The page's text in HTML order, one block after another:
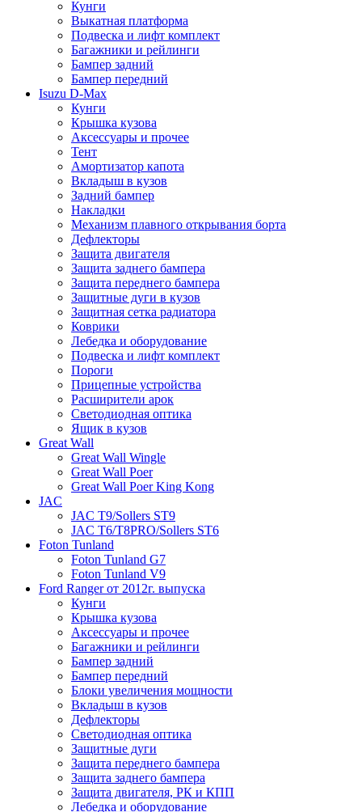
Кунги
Выкатная платформа
Подвеска и лифт комплект
Багажники и рейлинги
Бампер задний
Бампер передний
Isuzu D-Max
Кунги
Крышка кузова
Аксессуары и прочее
Тент
Амортизатор капота
Вкладыш в кузов
Задний бампер
Накладки
Механизм плавного открывания борта
Дефлекторы
Защита двигателя
Защита заднего бампера
Защита переднего бампера
Защитные дуги в кузов
Защитная сетка радиатора
Коврики
Лебедка и оборудование
Подвеска и лифт комплект
Пороги
Прицепные устройства
Расширители арок
Светодиодная оптика
Ящик в кузов
Great Wall
Great Wall Wingle
Great Wall Poer
Great Wall Poer King Kong
JAC
JAC T9/Sollers ST9
JAC T6/T8PRO/Sollers ST6
Foton Tunland
Foton Tunland G7
Foton Tunland V9
Ford Ranger от 2012г. выпуска
Кунги
Крышка кузова
Аксессуары и прочее
Багажники и рейлинги
Бампер задний
Бампер передний
Блоки увеличения мощности
Вкладыш в кузов
Дефлекторы
Светодиодная оптика
Защитные дуги
Защита переднего бампера
Защита заднего бампера
Защита двигателя, РК и КПП
Лебедка и оборудование